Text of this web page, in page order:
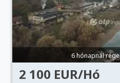
6 hónapnál
2 100 EUR/Hó